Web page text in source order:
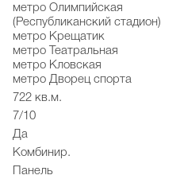
метро Олимпийская
(Республиканский стадион)
метро Крещатик
метро Театральная
метро Кловская
метро Дворец спорта
722 кв.м.
7/10
Да
Комбинир.
Панель